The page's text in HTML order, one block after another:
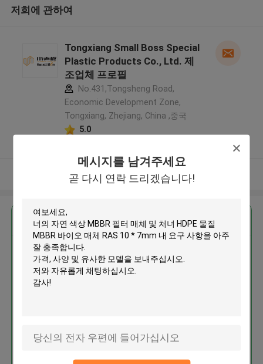
메시지를 남겨주세요
곧 다시 연락 드리겠습니다!
저희에 관하여
Tongxiang Small Boss Special
Plastic Products Co., Ltd. 제
조업체 프로필
No.431,Tongsheng Road,
Economic Development Zone,
Tongxiang, Zhejiang, China ,중국
5.0
더 많은 것을 전망하십시오
가장 저렴 한 가격 으로
자연 색상 MBBR 필터 매체 및 처
녀 HDPE 물질 MBBR 바이오 매체
계속하다